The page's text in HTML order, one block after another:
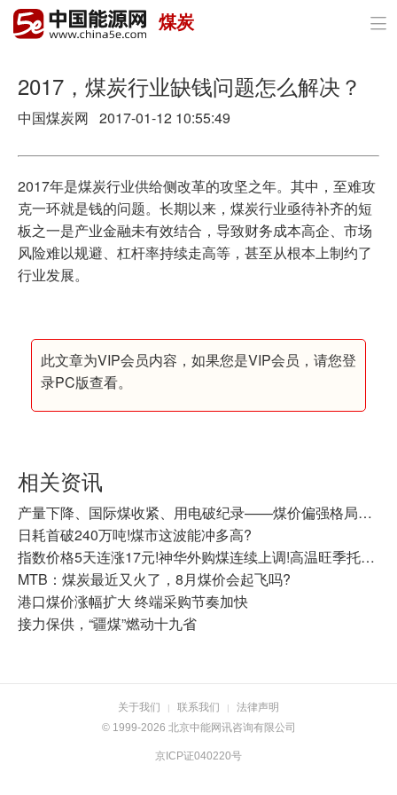
首页
政策与经济
油气
煤炭
电力
新能源
煤炭 
2017，煤炭行业缺钱问题怎么解决？
中国煤炭网 2017-01-12 10:55:49
2017年是煤炭行业供给侧改革的攻坚之年。其中，至难攻
克一环就是钱的问题。长期以来，煤炭行业亟待补齐的短
板之一是产业金融未有效结合，导致财务成本高企、市场
风险难以规避、杠杆率持续走高等，甚至从根本上制约了
行业发展。
此文章为VIP会员内容，如果您是VIP会员，请您登
录PC版查看。
相关资讯
产量下降、国际煤收紧、用电破纪录——煤价偏强格局还在延续
日耗首破240万吨!煤市这波能冲多高?
指数价格5天连涨17元!神华外购煤连续上调!高温旺季托举，动力煤震荡走强
MTB：煤炭最近又火了，8月煤价会起飞吗?
港口煤价涨幅扩大 终端采购节奏加快
接力保供，“疆煤”燃动十九省
关于我们 | 联系我们 |
法律声明
© 1999-2026 北京中能网讯咨询有限公司
京ICP证040220号